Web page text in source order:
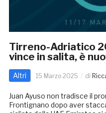
Tirreno-Adriatico
vince in salita, è
Altri 15 Marzo 2025 di
Juan Ayuso non tradisce il
Frontignano dopo aver